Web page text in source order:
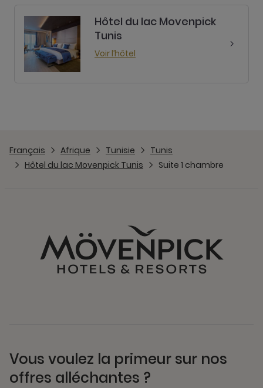
Hôtel du lac Movenpick
Tunis
Voir l’hôtel
Français Afrique Tunisie
Tunis
Hôtel du lac Movenpick Tunis
Suite 1 chambre
Vous voulez la primeur sur nos
offres alléchantes ?